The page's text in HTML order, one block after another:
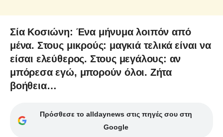
Σία Κοσιώνη: Ένα μήνυμα λοιπόν από
μένα. Στους μικρούς: μαγκιά τελικά είναι να
είσαι ελεύθερος. Στους μεγάλους: αν
μπόρεσα εγώ, μπορούν όλοι. Ζήτα
βοήθεια…
Πρόσθεσε το alldaynews στις πηγές σου στη
Google